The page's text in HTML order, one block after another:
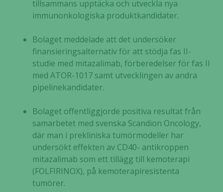
tillsammans upptäcka och utveckla nya
immunonkologiska produktkandidater.
Bolaget meddelade att det undersöker
finansieringsalternativ för att stödja fas II-
studie med mitazalimab, förberedelser för fas II
med ATOR-1017 samt utvecklingen av andra
pipelinekandidater.
Bolaget offentliggjorde positiva resultat från
samarbetet med svenska Scandion Oncology,
där man i prekliniska tumörmodeller har
undersökt effekten av CD40- antikroppen
mitazalimab som ett tillägg till kemoterapi
(FOLFIRINOX), på kemoterapiresistenta
tumörer.